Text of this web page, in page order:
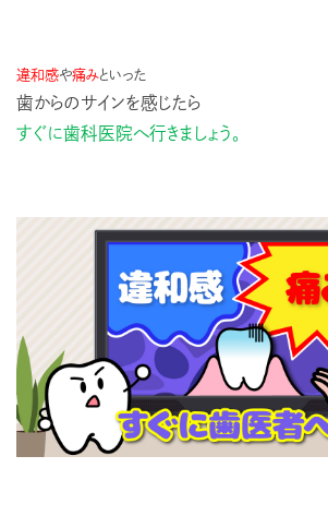
違和感や痛みといった
歯からのサインを感じたら
すぐに歯科医院へ行きましょう。